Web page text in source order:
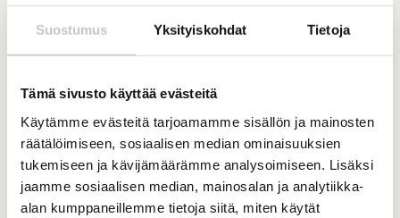
Suostumus Yksityiskohdat Tietoja
Tämä sivusto käyttää evästeitä
Käytämme evästeitä tarjoamamme sisällön ja mainosten
räätälöimiseen, sosiaalisen median ominaisuuksien
tukemiseen ja kävijämäärämme analysoimiseen. Lisäksi
jaamme sosiaalisen median, mainosalan ja analytiikka-
alan kumppaneillemme tietoja siitä, miten käytät
150,00
Lisää ostoskoriin